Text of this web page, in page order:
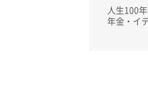
人生100
年金・イ